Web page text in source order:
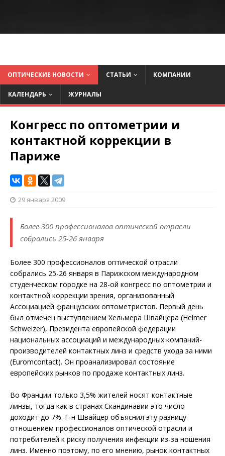
ОПТИЧЕСКИЕ НОВОСТИ СТАТЬИ КОМПАНИИ
КАЛЕНДАРЬ ЖУРНАЛЫ
Конгресс по оптометрии и
контактной коррекции в
Париже
29 января 2009
Более 300 профессионалов оптической отрасли
собрались 25-26 января
Более 300 профессионалов оптической отрасли
собрались 25-26 января в Парижском международном
студенческом городке на 28-ой конгресс по оптометрии и
контактной коррекции зрения, организованный
Ассоциацией французских оптометристов. Первый день
был отмечен выступлением Хельмера Швайцера (Helmer
Schweizer), Президента европейской федерации
национальных ассоциаций и международных компаний-
производителей контактных линз и средств ухода за ними
(Euromcontact). Он проанализировал состояние
европейских рынков по продаже контактных линз.
Во Франции только 3,5% жителей носят контактные
линзы, тогда как в странах Скандинавии это число
доходит до 7%. Г-н Швайцер объяснил эту разницу
отношением профессионалов оптической отрасли и
потребителей к риску получения инфекции из-за ношения
линз. Именно поэтому, по его мнению, рынок контактных